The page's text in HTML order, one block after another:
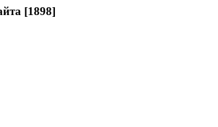
[1898]